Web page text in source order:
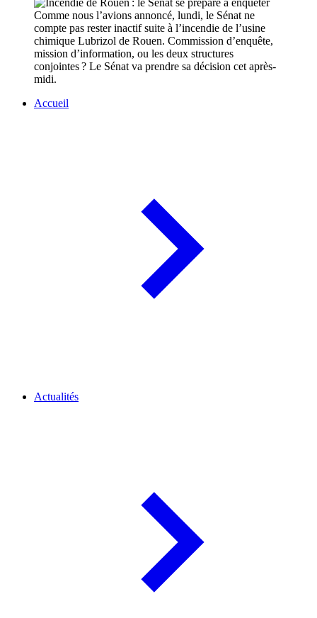
Comme nous l’avions annoncé, lundi, le Sénat ne
compte pas rester inactif suite à l’incendie de l’usine
chimique Lubrizol de Rouen. Commission d’enquête,
mission d’information, ou les deux structures
conjointes ? Le Sénat va prendre sa décision cet après-
midi.
Accueil
Actualités